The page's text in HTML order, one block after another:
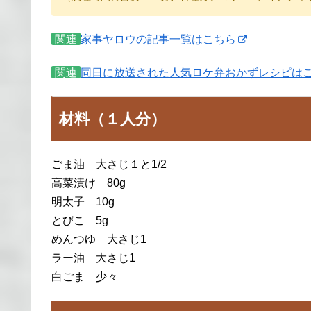
関連 家事ヤロウの記事一覧はこちら
関連 同日に放送された人気ロケ弁おかずレシピは
材料（１人分）
ごま油 大さじ１と1/2
高菜漬け 80g
明太子 10g
とびこ 5g
めんつゆ 大さじ1
ラー油 大さじ1
白ごま 少々